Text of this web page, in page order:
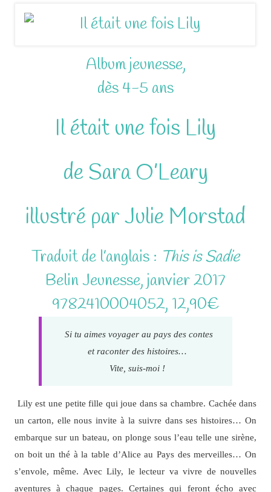
Album jeunesse,
dès 4-5 ans
Il était une fois Lily
de Sara O’Leary
illustré par Julie Morstad
Traduit de l’anglais : This is Sadie
Belin Jeunesse, janvier 2017
9782410004052, 12,90€
Si tu aimes voyager au pays des contes
et raconter des histoires…
Vite, suis-moi !
Lily est une petite fille qui joue dans sa chambre. Cachée dans
un carton, elle nous invite à la suivre dans ses histoires… On
embarque sur un bateau, on plonge sous l’eau telle une sirène,
on boit un thé à la table d’Alice au Pays des merveilles… On
s’envole, même. Avec Lily, le lecteur va vivre de nouvelles
aventures à chaque pages. Certaines qui feront écho avec